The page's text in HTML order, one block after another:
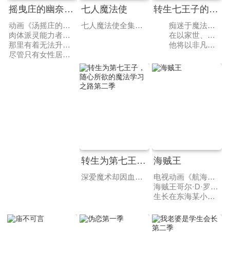
摇曳庄的幽奈小姐OAD
动画《汤摇庄的幽奈同学OAD》动画随漫画单行本第11、12、13卷特装版同捆BD。
肉体派灵能力者・冬空凩。因被恶灵附身，背负了巨大债务的冬空凩寻求便宜的住处，住进了温泉旅馆·摇曳庄。
那里有着无法升天的女高中生地缚灵幽奈小姐、仅凭常识无法想象的美少女。
尽管只有女性居住在内的摇曳庄中的住客极力反对冬空凩的下榻，但冬空凩最终还是在摇曳庄中开始生活……
七人魔法使
七人魔法使全集动画讲述的是美少女魔道士与拯救世界，热闹又奇幻的魔法学园爱情故事！春日新所熟知的日常生活，随著被称为「崩坏现象」的神秘事件，与表妹小圣一同消失在异空间之中。他为了解开崩坏现象的谜团，并且找回小圣，而前去就读王立书册学园。在那里等著他的是7位美少女魔道士──时而正经时而又像爱情喜剧的魔法学园故事，展开序幕！春日新，本作男主角，在发生崩坏现象时从圣那里接到了魔导书并许下了“马上回到普通的日常生活”的愿望从而进行了只有魔王级别才能做到的“创造世界”，被称为魔王候补。后被莉莉斯所救，现为寻找圣而选择成为魔道士，并开始了学院生活。拥有“傲慢的书库”，主题为支配，术式是“魔力消除”，同时也可以使用其他魔道士的魔术。
转生七王子的魔法全解
痴迷于魔法的主角在一次魔法决斗中被有着更高贵血统与天赋的敌人用魔法杀死，然而却转生为了萨卢姆王国的排行第七的罗伊德王子。
在以家世、天赋、努力共同决定魔法能力的世界中，怀抱着对魔法痴迷般热情的主角带着完美的天赋转生于王室。
他将以非凡的魔力享受“随心所欲掌握魔法”的无双生活！
转生为第七王子，随心所欲的魔法学习之路第二季
深爱魔术却因血统和天赋不足而遭遇悲惨死亡的“平凡”魔术师，在临死之际许下“想要更加钻研、学习魔术”的愿望，结果转生为拥有强大魔术血统的萨鲁姆王国第七王子洛伊德。带着前世的记忆，获得完美血统与才能的他，怀揣着前世未能实现的心愿，以远超常人的魔力随心所欲地钻研魔术，过着无双自在的生活。在结束于罗德斯特领的战斗后，洛伊德对“神圣魔术”产生兴趣，前往教会探访，然而……
海贼王
电视动画《航海王》改编自尾田荣一郎创作的同名长篇少年漫画，动画由东映动画制作。
海贼王哥尔·D·罗杰在临死前曾留下了关于其毕生的财富“One Piece”的消息，由此引得群雄并起，众海盗们为了这笔传说中的巨额财富展开争夺，各种势力、政权不断交替，整个世界进入了动荡混乱的“大海贼时代”。
生长在东海某小村庄的路飞受到海贼香克斯的精神指引，决定成为一名出色的海盗。为了达成这个目标，并找到万众瞩目的One Piece，路飞踏上艰苦的旅程。一路上他遇到了无数磨难，也结识了索隆、娜美、山治、乌索普、罗宾等一众性格各异的好友。他们携手一同展开充满传奇色彩的大冒险。